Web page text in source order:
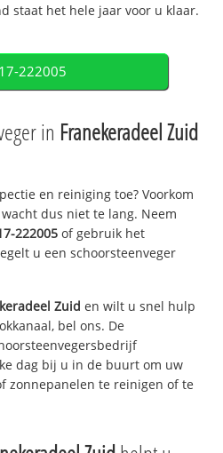
staat het hele jaar voor u klaar.
222005
in Franekeradeel Zuid
en reiniging toe? Voorkom
dus niet te lang. Neem
222005 of gebruik het
u een schoorsteenveger
Zuid en wilt u snel hulp
bel ons. De
dag bij u in de buurt om uw
zonnepanelen te reinigen of te